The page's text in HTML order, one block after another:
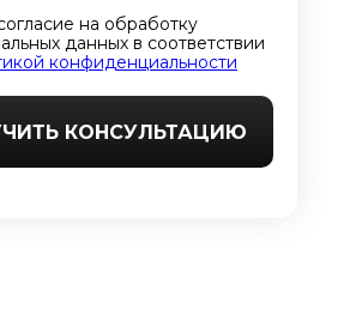
на обработку
данных в соответствии
конфиденциальности
КОНСУЛЬТАЦИЮ